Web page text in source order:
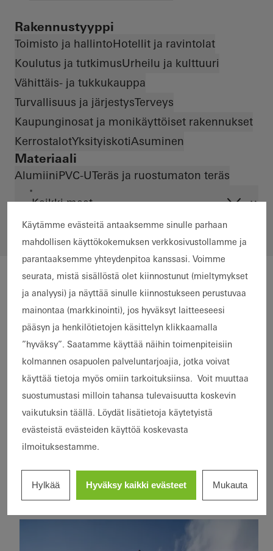
Rakennustyyppi
Toimisto ja hallintoHotellit ja ravintolat
Koulutus ja tutkimusUrheilu ja kulttuuri
Vähittäis- ja tukkukauppa
Turvallisuus ja järjestysTerveys
Kaupunginosat ja monikäyttöiset rakennukset
KerrostalotYksityiskotiAsuminen
Materiaali
AlumiiniPVC-UTeräs ja ruostumaton teräs
*
ja
monikäyttöiset
rakennukset
Uudisrakentaminen
Deutschlandhaus
Kerrostalot
Wohnkomplex an der
Corellistraße
Käytämme evästeitä antaaksemme sinulle parhaan
mahdollisen käyttökokemuksen verkkosivustollamme ja
parantaaksemme yhteydenpitoa kanssasi. Voimme
seurata, mistä sisällöstä olet kiinnostunut (mieltymykset
ja analyysi) ja näyttää sinulle kiinnostukseen perustuvaa
mainontaa (markkinointi), jos hyväksyt laitteeseesi
pääsyn ja henkilötietojen käsittelyn klikkaamalla
”hyväksy”. Saatamme käyttää näihin toimenpiteisiin
kolmannen osapuolen palveluntarjoajia, jotka voivat
käyttää tietoja myös omiin tarkoituksiinsa. Voit muuttaa
suostumustasi milloin tahansa tulevaisuutta koskevin
vaikutuksin täällä. Löydät lisätietoja käytetyistä
evästeistä evästeiden käyttöä koskevasta
ilmoituksestamme.
Hylkää Hyväksy kaikki evästeet Mukauta